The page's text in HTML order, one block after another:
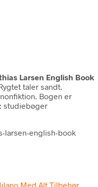
Larsen English Book
taler sandt.
Bogen er
studiebøger
larsen-english-book